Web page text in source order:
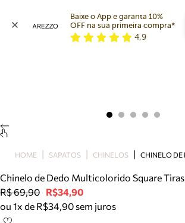
Bolsa
Tamanco
Tênis
Mule
Baixe o App e garanta 10%
OFF na sua primeira compra*
4,9
HOME SAPATOS CHINELOS
Chinelo de Dedo Multicolorido Square
R$ 69,90 R$34,90
ou 1x de R$34,90 sem juros